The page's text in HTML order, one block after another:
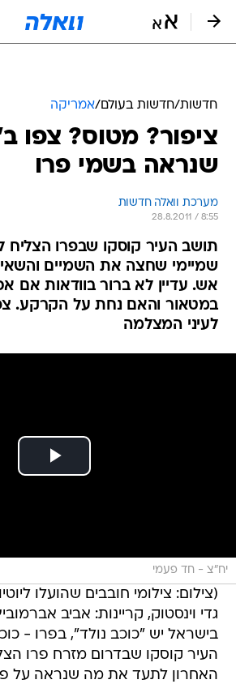
חדשות/חדשות בעולם/אמריקה
ציפור? מטוס? צפו
שנראה בשמי פרו
מערכת וואלה חדשות
28.8.2011 / 8:55
תושב העיר קוסקו שבפרו הצליח
שמיימי שחצה את השמיים
אש. עדיין לא ברור בוודאות אם
במטאור והאם נחת על הקרקע.
לעיני המצלמה
יח"צ - חד פעמי
(צילום: צילומי חובבים שהועלו
גדי וינסטוק, קריינות: אביב
בישראל יש "כוכב נולד", בפרו -
העיר קוסקו שבדרום מזרח פרו
האחרון לתעד את מה שנראה על